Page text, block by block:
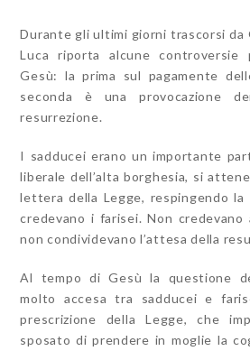
Durante gli ultimi giorni trascorsi da
Luca riporta alcune
Gesù: la prima sul pagamente
seconda è una provocazione
resurrezione.
I sadducei erano un importante
liberale dell’alta borghesia, si
lettera della Legge, respingendo
credevano i farisei. Non
non condividevano l’attesa della
Al tempo di Gesù la questione
molto accesa tra sadducei e
prescrizione della Legge, che
sposato di prendere in moglie la